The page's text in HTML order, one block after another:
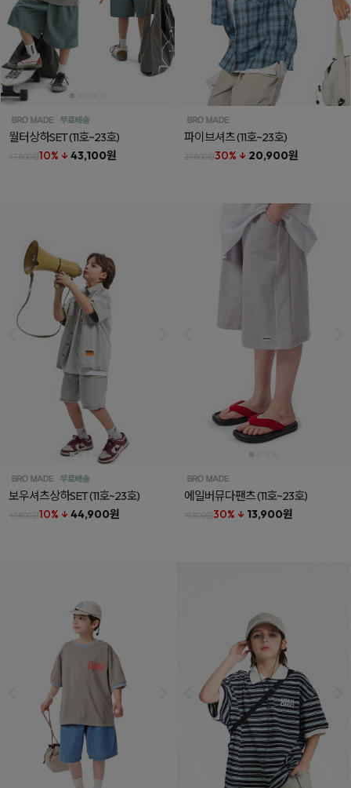
월터상하SET(11호~23호)
47,800원10% ↓ 43,100원
파이브셔츠(11호~23호)
29,800원30% ↓ 20,900원
보우셔츠상하SET(11호~23호)
49,800원10% ↓ 44,900원
에일버뮤다팬츠(11호~23호)
19,800원30% ↓ 13,900원